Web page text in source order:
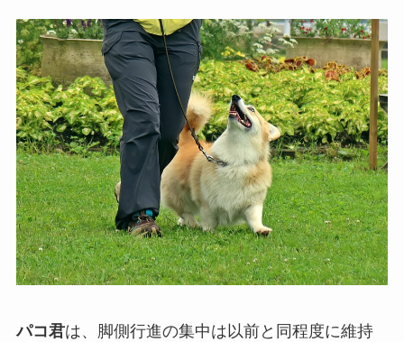
パコ君は、脚側行進の集中は以前と同程度に維持